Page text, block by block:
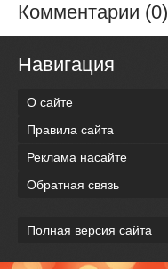
Комментарии (0)
Навигация
О сайте
Правила сайта
Реклама насайте
Обратная связь
Полная версия сайта